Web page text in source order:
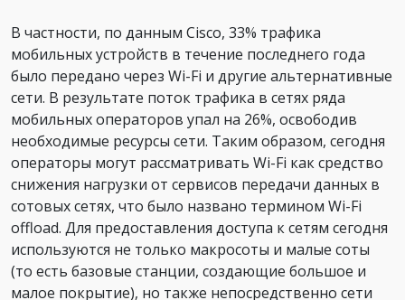
В частности, по данным Cisco, 33% трафика
мобильных устройств в течение последнего года
было передано через Wi-Fi и другие альтернативные
сети. В результате поток трафика в сетях ряда
мобильных операторов упал на 26%, освободив
необходимые ресурсы сети. Таким образом, сегодня
операторы могут рассматривать Wi-Fi как средство
снижения нагрузки от сервисов передачи данных в
сотовых сетях, что было названо термином Wi-Fi
offload. Для предоставления доступа к сетям сегодня
используются не только макросоты и малые соты
(то есть базовые станции, создающие большое и
малое покрытие), но также непосредственно сети